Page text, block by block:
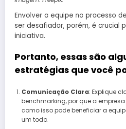
Envolver a equipe no processo
ser desafiador, porém, é crucial
iniciativa.
Portanto, essas são
estratégias que você
Comunicação Clara: Explique
benchmarking, por que a
como isso pode beneficiar a
um todo.